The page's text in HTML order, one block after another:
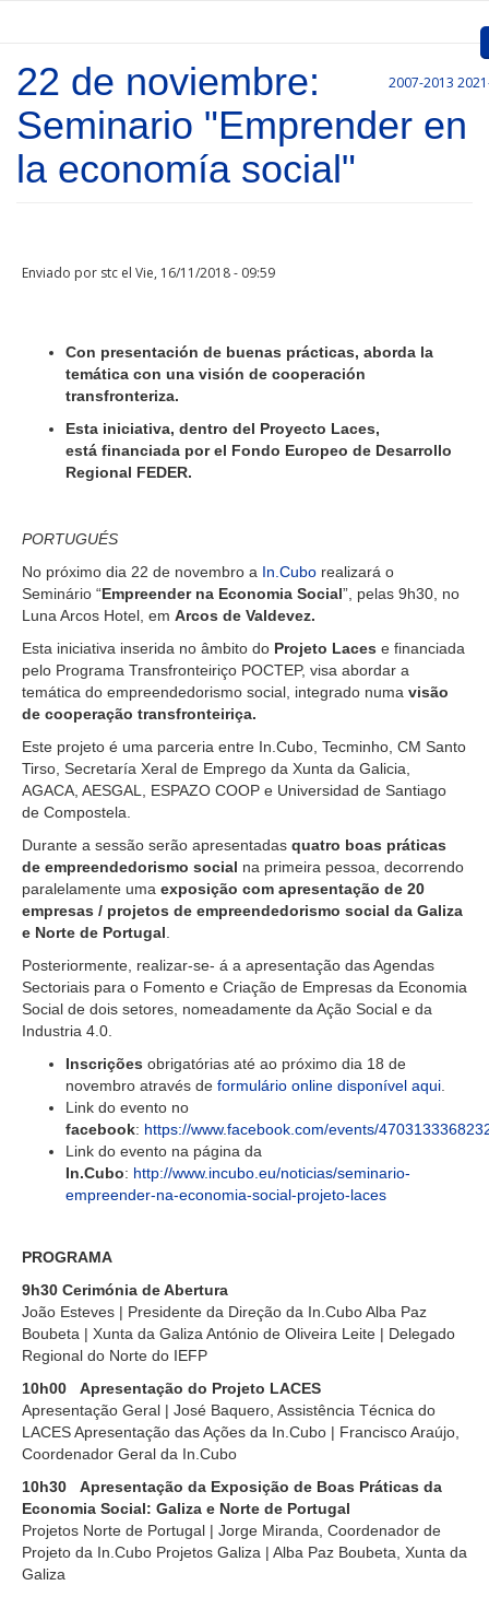
Inicio
Comunicación
Gestión de Proyectos
Enlaces
2007-2013
22 de noviembre:
Seminario "Emprender en
la economía social"
Enviado por stc el Vie, 16/11/2018 - 09:59
Con presentación de buenas prácticas, aborda la
temática con una visión de cooperación
transfronteriza.
Esta iniciativa, dentro del Proyecto Laces,
está financiada por el Fondo Europeo de Desarrollo
Regional FEDER.
PORTUGUÉS
No próximo dia 22 de novembro a In.Cubo realizará o
Seminário “Empreender na Economia Social”, pelas 9h30, no
Luna Arcos Hotel, em Arcos de Valdevez.
Esta iniciativa inserida no âmbito do Projeto Laces e financiada
pelo Programa Transfronteiriço POCTEP, visa abordar a
temática do empreendedorismo social, integrado numa visão
de cooperação transfronteiriça.
Este projeto é uma parceria entre In.Cubo, Tecminho, CM Santo
Tirso, Secretaría Xeral de Emprego da Xunta da Galicia,
AGACA, AESGAL, ESPAZO COOP e Universidad de Santiago
de Compostela.
Durante a sessão serão apresentadas quatro boas práticas
de empreendedorismo social na primeira pessoa, decorrendo
paralelamente uma exposição com apresentação de 20
empresas / projetos de empreendedorismo social da Galiza
e Norte de Portugal
Posteriormente, realizar-se- á a apresentação das Agendas
Sectoriais para o Fomento e Criação de Empresas da Economia
Social de dois setores, nomeadamente da Ação Social e da
Industria 4.0.
Inscrições obrigatórias até ao próximo dia 18 de
novembro através de formulário online disponível aqui
Link do evento no
facebook: https://www.facebook.com/events/
Link do evento na página da
In.Cubo: http://www.incubo.eu/noticias/seminario-
empreender-na-economia-social-projeto-laces
PROGRAMA
9h30 Cerimónia de Abertura
João Esteves | Presidente da Direção da In.Cubo Alba Paz
Boubeta | Xunta da Galiza António de Oliveira Leite | Delegado
Regional do Norte do IEFP
10h00 Apresentação do Projeto LACES
Apresentação Geral | José Baquero, Assistência Técnica do
LACES Apresentação das Ações da In.Cubo | Francisco Araújo,
Coordenador Geral da In.Cubo
10h30 Apresentação da Exposição de Boas Práticas da
Economia Social: Galiza e Norte de Portugal
Projetos Norte de Portugal | Jorge Miranda, Coordenador de
Projeto da In.Cubo Projetos Galiza | Alba Paz Boubeta, Xunta da
Galiza